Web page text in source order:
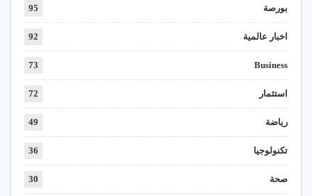
بورصة 95
اخبار عالمية 92
Business
73
استثمار 72
رياضة 49
تكنولوجيا 36
صحة 30